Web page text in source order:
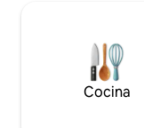
Cocina